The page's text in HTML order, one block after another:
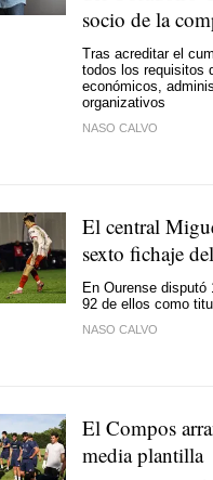
socio de la
Tras acreditar el
todos los requisitos
económicos,
organizativos
NASO CALVO
El central
sexto fichaje
En Ourense disputó
92 de ellos como
NASO CALVO
El Compos
media plantilla